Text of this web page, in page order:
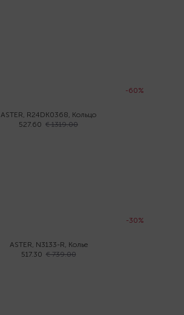
-60%
ASTER, R24DK0368, Кольцо
527.60 € 1319.00
-30%
ASTER, N3133-R, Колье
517.30 € 739.00